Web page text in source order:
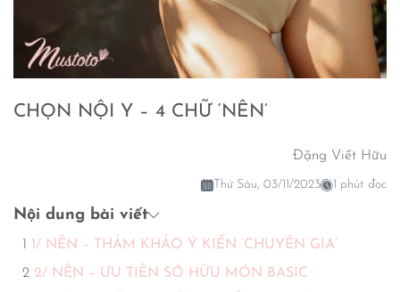
CHỌN NỘI Y – 4 CHỮ ‘NÊN’
Đặng Viết Hữu
Thứ Sáu, 03/11/2023 1 phút đọc
Nội dung bài viết
1/ NÊN – THẢM KHẢO Ý KIẾN ‘CHUYÊN GIA’
2/ NÊN – ƯU TIÊN SỞ HỮU MÓN BASIC